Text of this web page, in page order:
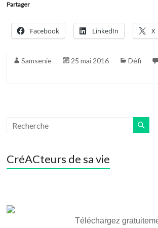
Partager
Facebook LinkedIn X
Samsenie 25 mai 2016 Défi
CréACteurs de sa vie
Téléchargez